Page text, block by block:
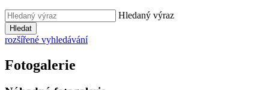
Hledaný výraz
Hledat
rozšířené vyhledávání
Fotogalerie